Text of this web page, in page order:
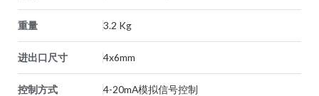
重量 3.2 Kg
进出口尺寸 4x6mm
控制方式 4-20mA模拟信号控制